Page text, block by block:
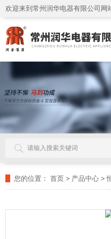
欢迎来到常州润华电器有限公司网
您的位置： 首页 > 产品中心 >